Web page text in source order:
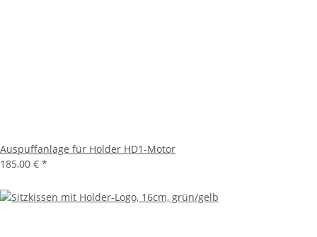
Auspuffanlage für Holder HD1-Motor
185,00 € *